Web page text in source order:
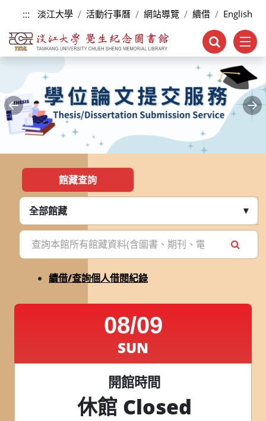
跳到主要內容
::: 淡江大學 活動行事曆 網站導覽 續借 English
Previous
館藏查詢
全部館藏
續借/查詢個人借閱紀錄
08/09
SUN
開館時間
休館 Closed